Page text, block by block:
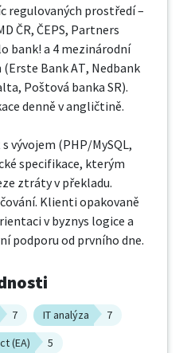
regulovaných prostředí –
ČR, ČEPS, Partners
bank! a 4 mezinárodní
(Erste Bank AT, Nedbank
Poštová banka SR).
denně v angličtině.
vývojem (PHP/MySQL,
specifikace, kterým
ztráty v překladu.
Klienti opakovaně
v byznys logice a
podporu od prvního dne.
7 IT analýza
7
(EA)
5